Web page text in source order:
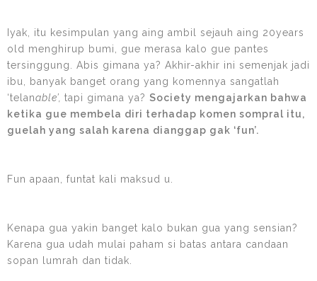
Iyak, itu kesimpulan yang aing ambil sejauh aing 20years
old menghirup bumi, gue merasa kalo gue pantes
tersinggung. Abis gimana ya? Akhir-akhir ini semenjak jadi
ibu, banyak banget orang yang komennya sangatlah
‘telanable’, tapi gimana ya? Society mengajarkan bahwa
ketika gue membela diri terhadap komen sompral itu,
guelah yang salah karena dianggap gak ‘fun’.
Fun apaan, funtat kali maksud u.
Kenapa gua yakin banget kalo bukan gua yang sensian?
Karena gua udah mulai paham si batas antara candaan
sopan lumrah dan tidak.